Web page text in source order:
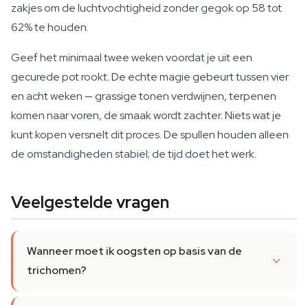
zakjes om de luchtvochtigheid zonder gegok op 58 tot
62% te houden.
Geef het minimaal twee weken voordat je uit een
gecurede pot rookt. De echte magie gebeurt tussen vier
en acht weken — grassige tonen verdwijnen, terpenen
komen naar voren, de smaak wordt zachter. Niets wat je
kunt kopen versnelt dit proces. De spullen houden alleen
de omstandigheden stabiel; de tijd doet het werk.
Veelgestelde vragen
Wanneer moet ik oogsten op basis van de
trichomen?